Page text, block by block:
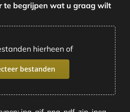
te begrijpen wat u graag wilt
hierheen of
bestanden